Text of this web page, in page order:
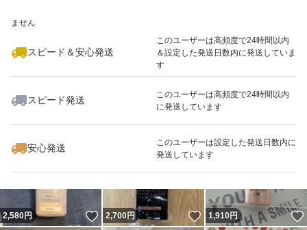
ません
スピード＆安心発送
このユーザーは高頻度で24時間以内
＆設定した発送日数内に発送していま
す
スピード発送
このユーザーは高頻度で24時間以内
に発送しています
安心発送
このユーザーは設定した発送日数内に
発送しています
2,499
2,580円 いいね！
2,700円 いいね！
1,910円